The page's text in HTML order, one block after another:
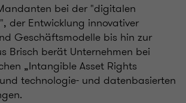
bei der "digitalen
der Entwicklung innovativer
Geschäftsmodelle bis hin zur
Brisch berät Unternehmen bei
„Intangible Asset Rights
technologie- und datenbasierten